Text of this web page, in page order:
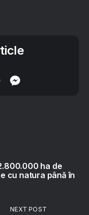
ha de
cu natura până în
NEXT POST